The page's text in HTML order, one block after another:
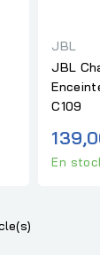
JBL
JBL
C109
En